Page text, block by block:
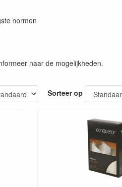
normen
naar de mogelijkheden.
Sorteer op